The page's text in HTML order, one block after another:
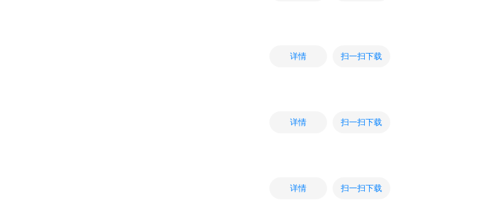
详情 扫一扫下载
详情 扫一扫下载
详情 扫一扫下载